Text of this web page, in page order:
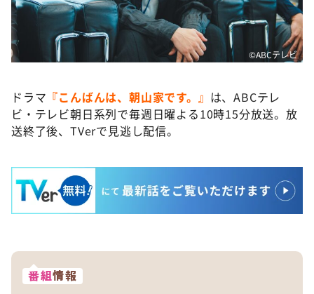
©️ABCテレビ
ドラマ 『こんばんは、朝山家です。』 は、ABCテレ
ビ・テレビ朝日系列で毎週日曜よる10時15分放送。放
送終了後、TVerで見逃し配信。
番組情報